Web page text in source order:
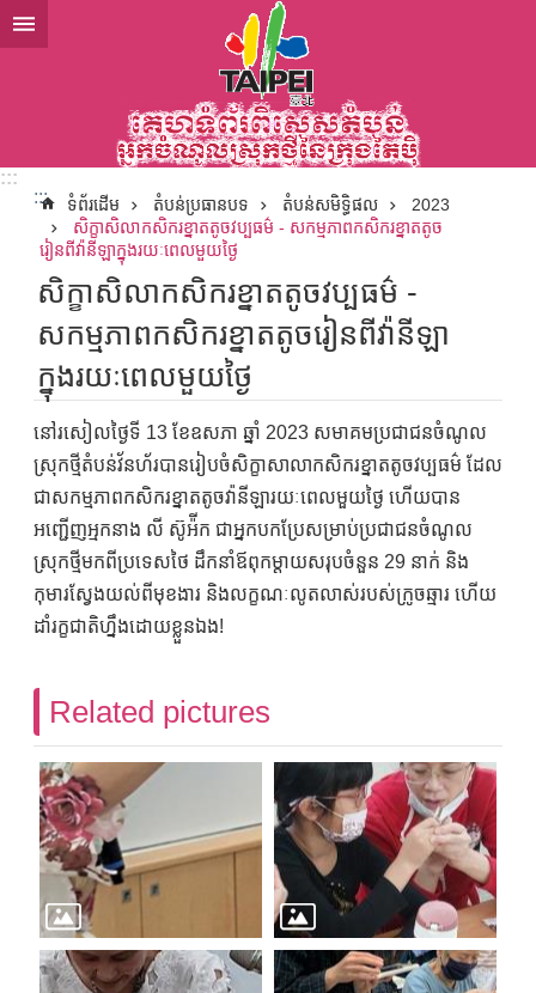
ទៅកាន់មាតិកាប្លុកមាតិកាសំខាន់
:::
:::
ទំព័រដើម តំបន់ប្រធានបទ តំបន់សមិទ្ធិផល
2023
សិក្ខាសិលាកសិករខ្នាតតូចវប្បធម៌ - សកម្មភាពកសិករខ្នាតតូច
រៀនពីវ៉ានីឡាក្នុងរយៈពេលមួយថ្ងៃ
សិក្ខាសិលាកសិករខ្នាតតូចវប្បធម៌ -
សកម្មភាពកសិករខ្នាតតូចរៀនពីវ៉ានីឡា
ក្នុងរយៈពេលមួយថ្ងៃ
នៅរសៀលថ្ងៃទី 13 ខែឧសភា ឆ្នាំ 2023 សមាគមប្រជាជនចំណូល
ស្រុកថ្មីតំបន់វ័នហ័របានរៀបចំសិក្ខាសាលាកសិករខ្នាតតូចវប្បធម៌ ដែល
ជាសកម្មភាពកសិករខ្នាតតូចវ៉ានីឡារយៈពេលមួយថ្ងៃ ហើយបាន
អញ្ជើញអ្មកនាង លី ស៊ូអ៉ីក ជាអ្នកបកប្រែសម្រាប់ប្រជាជនចំណូល
ស្រុកថ្មីមកពីប្រទេសថៃ ដឹកនាំឪពុកម្តាយសរុបចំនួន 29 នាក់ និង
កុមារស្វែងយល់ពីមុខងារ និងលក្ខណៈលូតលាស់របស់ក្រូចឆ្មារ ហើយ
ដាំរក្ខជាតិហ្នឹងដោយខ្លួនឯង!
Related pictures